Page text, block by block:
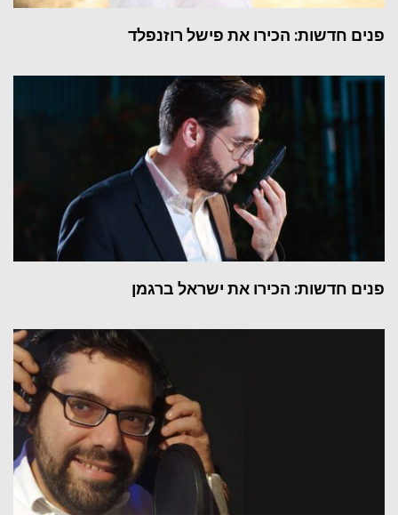
פנים חדשות: הכירו את פישל רוזנפלד
פנים חדשות: הכירו את ישראל ברגמן